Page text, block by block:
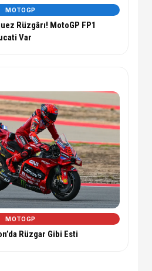
MOTOGP
Rüzgârı! MotoGP FP1
Var
MOTOGP
Rüzgar Gibi Esti